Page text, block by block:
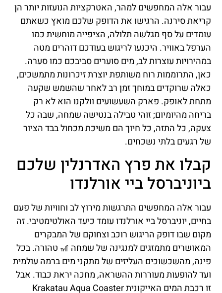
עבור אלה המחפשים למהר, האטרקציות הנועזות יותר הן
קריאת סירנה. הרגישו את הדופק שלכם מואץ כשאתם
עומדים על סף מגלשה תלולה, הציפייה מוחשית כמו
הערפל באוויר. היכנעו לריגוש בעודכם דוהרים מטה
במהירויות עוצרות לב, מים סוערים סביבכם כמו סערה.
כאן, התרוממות רוח משותפת יוצרת זיכרונות מתמשכים,
כאלה שרוקדים במוחך זמן רב לאחר שהשמש שקעה
מתחת לאופק. פארק השעשועים וולקנו הוא לא רק
בריחה מהיומיום; זוהי טבילה בנטישה שמחה, שבה כל
צעקה, כל התזה, כל חיוך הם משיכת מכחול בבד הציור
של רגעים בלתי נשכחים.
קבלו את פרץ האדרנלין שלכם
ביוניברסל ביי אורלנדו
עבור אלה המחפשים התרגשות מירוץ לב וחוויות של פעם
בחיים, יוניברסל ביי אורלנדו עומד כיעד האולטימטיבי. זה
מקום שבו דופק הריגוש רוכב וצחוקם של המבקרים
המאושרים מתמזגים למנגינה של שמחה 🎢 טהורה. בכל
פינה, מהשכשוכים העליזים של מתקני מים ברמה עולמית
ועד להופעות מעוררות ההשראה, מחכה יראת כבוד. אבל
זו רכבת המים האייקונית Krakatau Aqua Coaster